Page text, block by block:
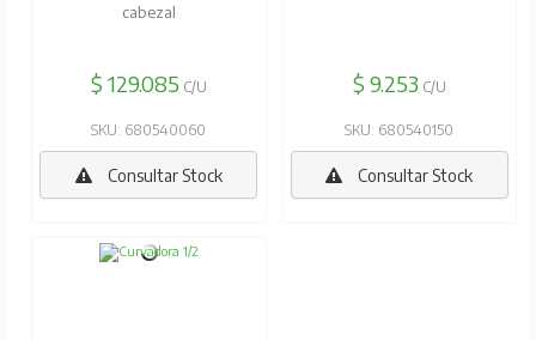
cabezal
$ 129.085 C/U
SKU: 680540060
Consultar Stock
$ 9.253 C/U
SKU: 680540150
Consultar Stock